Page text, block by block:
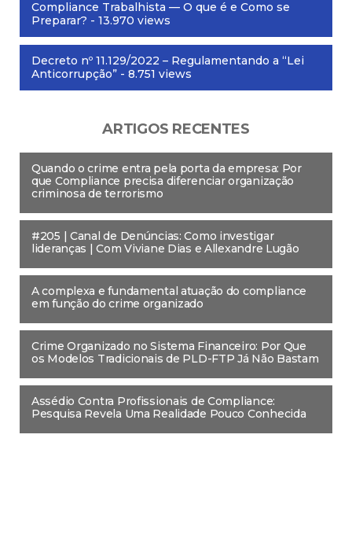
Compliance Trabalhista — O que é e Como se
Preparar? - 13.970 views
Decreto nº 11.129/2022 – Regulamentando a “Lei
Anticorrupção” - 8.751 views
ARTIGOS RECENTES
Quando o crime entra pela porta da empresa: Por
que Compliance precisa diferenciar organização
criminosa de terrorismo
#205 | Canal de Denúncias: Como investigar
lideranças | Com Viviane Dias e Allexandre Lugão
A complexa e fundamental atuação do compliance
em função do crime organizado
Crime Organizado no Sistema Financeiro: Por Que
os Modelos Tradicionais de PLD-FTP Já Não Bastam
Assédio Contra Profissionais de Compliance:
Pesquisa Revela Uma Realidade Pouco Conhecida